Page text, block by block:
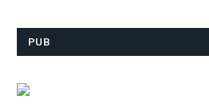
PUB